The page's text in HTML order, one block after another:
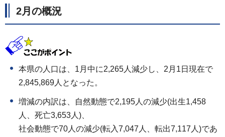
2月の概況
本県の人口は、1月中に2,265人減少し、2月1日現在で
2,845,869人となった。
増減の内訳は、自然動態で2,195人の減少(出生1,458
人、死亡3,653人)、
社会動態で70人の減少(転入7,047人、転出7,117人)であ